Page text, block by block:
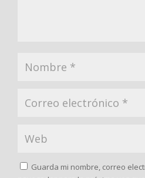
Guarda mi nombre, correo